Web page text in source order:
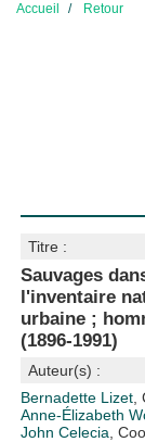
Accueil Retour
Titre :
Sauvages
l'inventaire
urbaine ;
(1896-1991)
Auteur(s) :
Bernadette Lizet
Anne-Élizabeth
John Celecia ,